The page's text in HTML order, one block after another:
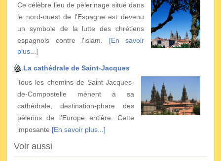
Ce célèbre lieu de pèlerinage situé dans
le nord-ouest de l'Espagne est devenu
un symbole de la lutte des chrétiens
espagnols contre l'islam. [En savoir
plus...]
La cathédrale de Saint-Jacques
Tous les chemins de Saint-Jacques-
de-Compostelle mènent à sa
cathédrale, destination-phare des
pèlerins de l'Europe entière. Cette
imposante [En savoir plus...]
Voir aussi